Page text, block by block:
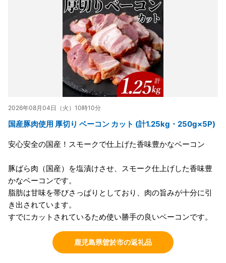
2026年08月04日（火）10時10分
国産豚肉使用 厚切り ベーコン カット (計1.25kg・250g×5P)
安心安全の国産！スモークで仕上げた香味豊かなベーコン
豚ばら肉（国産）を塩漬けさせ、スモーク仕上げした香味豊
かなベーコンです。
脂肪は甘味を帯びさっぱりとしており、肉の旨みが十分に引
き出されています。
すでにカットされているため使い勝手の良いベーコンです。
鹿児島県曽於市の返礼品